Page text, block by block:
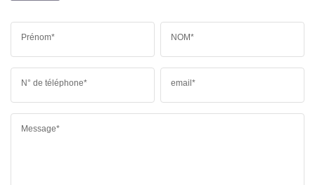
Prénom* NOM*
N° de téléphone* email*
Message*